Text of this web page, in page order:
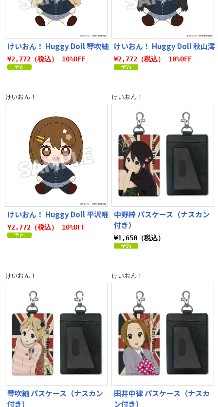
けいおん！ Huggy Doll 琴吹紬
¥2,772（税込） 10%OFF
けいおん！ Huggy Doll 秋山澪
¥2,772（税込） 10%OFF
けいおん！
けいおん！ Huggy Doll 平沢唯
¥2,772（税込） 10%OFF
けいおん！
中野梓 パスケース（ナスカン
付き）
¥1,650（税込）
けいおん！
琴吹紬 パスケース（ナスカン
付き）
けいおん！
田井中律 パスケース（ナスカ
ン付き）